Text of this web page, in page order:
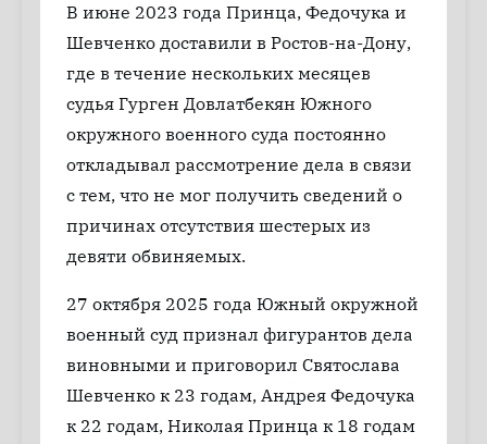
В июне 2023 года Принца, Федочука и
Шевченко доставили в Ростов-на-Дону,
где в течение нескольких месяцев
судья Гурген Довлатбекян Южного
окружного военного суда постоянно
откладывал рассмотрение дела в связи
с тем, что не мог получить сведений о
причинах отсутствия шестерых из
девяти обвиняемых.
27 октября 2025 года Южный окружной
военный суд признал фигурантов дела
виновными и приговорил Святослава
Шевченко к 23 годам, Андрея Федочука
к 22 годам, Николая Принца к 18 годам